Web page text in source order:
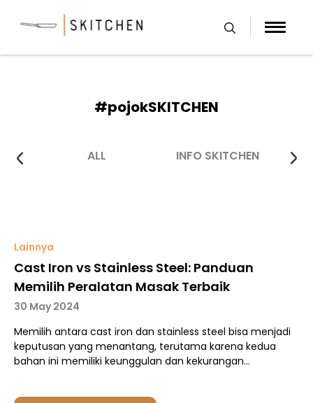
#pojokSKITCHEN
ALL INFO SKITCHEN
Lainnya
Cast Iron vs Stainless Steel: Panduan
Memilih Peralatan Masak Terbaik
30 May 2024
Memilih antara cast iron dan stainless steel bisa menjadi
keputusan yang menantang, terutama karena kedua
bahan ini memiliki keunggulan dan kekurangan…